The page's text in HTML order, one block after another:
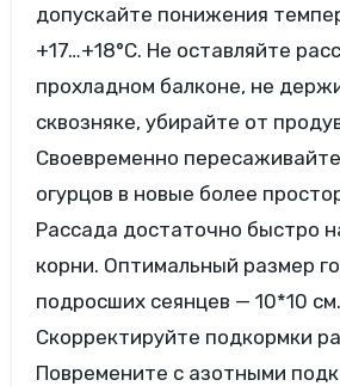
допускайте понижения
+17…+18°С. Не оставляйте
прохладном балконе, не
сквозняке, убирайте от
Своевременно
огурцов в новые более
Рассада достаточно быстро
корни. Оптимальный размер
подросших сеянцев — 10*10 см.
Скорректируйте подкормки
Повремените с азотными